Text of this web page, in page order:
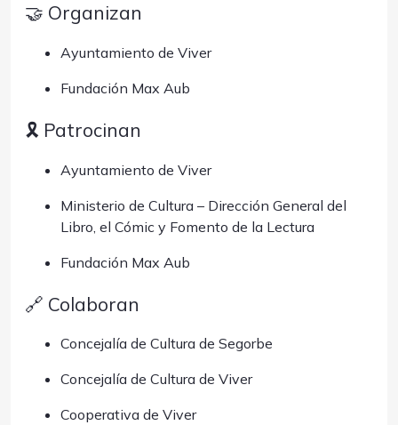
🤝 Organizan
Ayuntamiento de Viver
Fundación Max Aub
🎗️ Patrocinan
Ayuntamiento de Viver
Ministerio de Cultura – Dirección General del
Libro, el Cómic y Fomento de la Lectura
Fundación Max Aub
🔗 Colaboran
Concejalía de Cultura de Segorbe
Concejalía de Cultura de Viver
Cooperativa de Viver